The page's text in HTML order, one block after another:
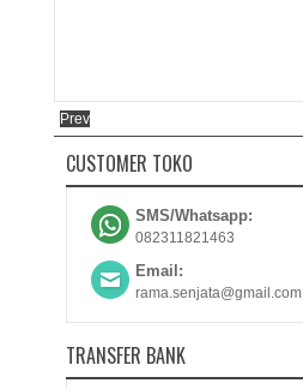
Prev
CUSTOMER TOKO
SMS/Whatsapp:
082311821463
Email:
rama.senjata@gmail.com
TRANSFER BANK